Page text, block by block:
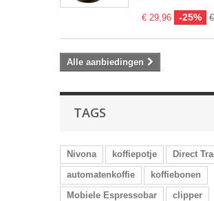
€ 29,96 -25%
Alle aanbiedingen
TAGS
Nivona koffiepotje
Direct
automatenkoffie
koffiebonen
Mobiele Espressobar
clipper